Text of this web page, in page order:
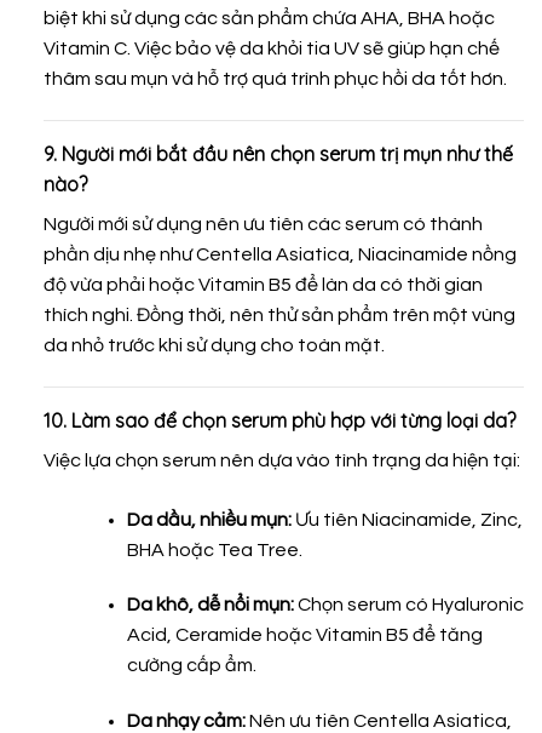
biệt khi sử dụng các sản phẩm chứa AHA, BHA hoặc
Vitamin C. Việc bảo vệ da khỏi tia UV sẽ giúp hạn chế
thâm sau mụn và hỗ trợ quá trình phục hồi da tốt hơn.
9. Người mới bắt đầu nên chọn serum trị mụn như thế
nào?
Người mới sử dụng nên ưu tiên các serum có thành
phần dịu nhẹ như Centella Asiatica, Niacinamide nồng
độ vừa phải hoặc Vitamin B5 để làn da có thời gian
thích nghi. Đồng thời, nên thử sản phẩm trên một vùng
da nhỏ trước khi sử dụng cho toàn mặt.
10. Làm sao để chọn serum phù hợp với từng loại da?
Việc lựa chọn serum nên dựa vào tình trạng da hiện tại:
Da dầu, nhiều mụn:Ưu tiên Niacinamide, Zinc,
BHA hoặc Tea Tree.
Da khô, dễ nổi mụn:Chọn serum có Hyaluronic
Acid, Ceramide hoặc Vitamin B5 để tăng
cường cấp ẩm.
Da nhạy cảm:Nên ưu tiên Centella Asiatica,